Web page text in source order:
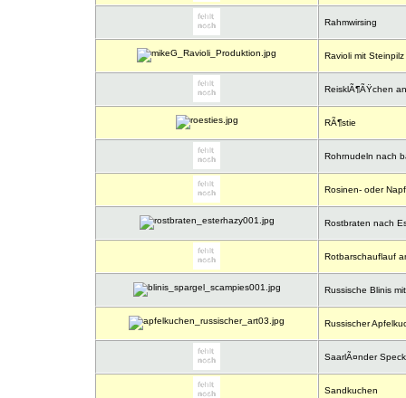
Rahmwirsing
Ravioli mit
ReisklÃ¶ÃŸchen
RÃ¶stie
Rohrnudeln nach
Rosinen- oder
Rostbraten nach
Rotbarschauflauf
Russische Blinis
Russischer
SaarlÃ¤nder
Sandkuchen